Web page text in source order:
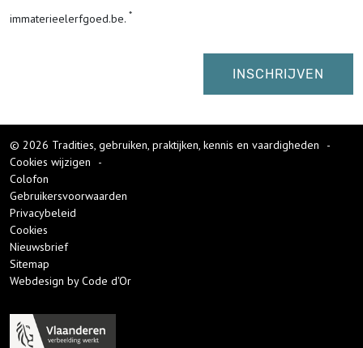
immaterieelerfgoed.be.
© 2026 Tradities, gebruiken, praktijken, kennis en vaardigheden
-
Cookies wijzigen
-
Colofon
Gebruikersvoorwaarden
Privacybeleid
Cookies
Nieuwsbrief
Sitemap
Webdesign by Code d'Or